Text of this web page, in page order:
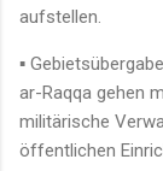
aufstellen.
▪
ar-Raqqa gehen
militärische
öffentlichen